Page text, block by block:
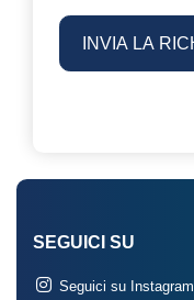
SEGUICI SU
Seguici su Instagram